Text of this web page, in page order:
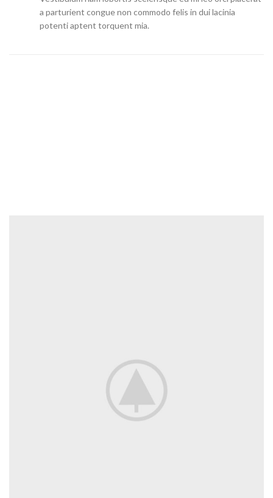
a parturient congue non commodo felis in dui lacinia
potenti aptent torquent mia.